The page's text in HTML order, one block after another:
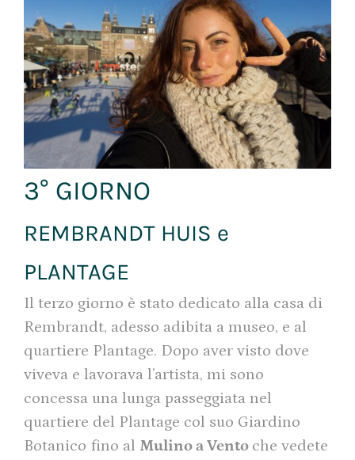
3° GIORNO
REMBRANDT HUIS e
PLANTAGE
Il terzo giorno è stato dedicato alla casa di
Rembrandt, adesso adibita a museo, e al
quartiere Plantage. Dopo aver visto dove
viveva e lavorava l’artista, mi sono
concessa una lunga passeggiata nel
quartiere del Plantage col suo Giardino
Botanico fino al Mulino a Vento che vedete